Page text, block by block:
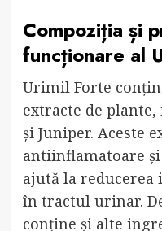
Compoziția și
funcționare al
Urimil Forte
extracte de
și Juniper. Aceste
antiinflamatoare
ajută la
în tractul urinar.
conține și alte